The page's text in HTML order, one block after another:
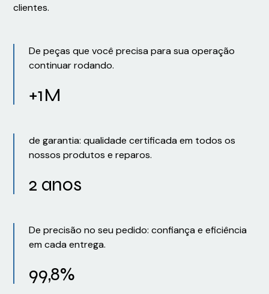
clientes.
De peças que você precisa para sua operação
continuar rodando.
+1M
de garantia: qualidade certificada em todos os
nossos produtos e reparos.
2 anos
De precisão no seu pedido: confiança e eficiência
em cada entrega.
99,8%